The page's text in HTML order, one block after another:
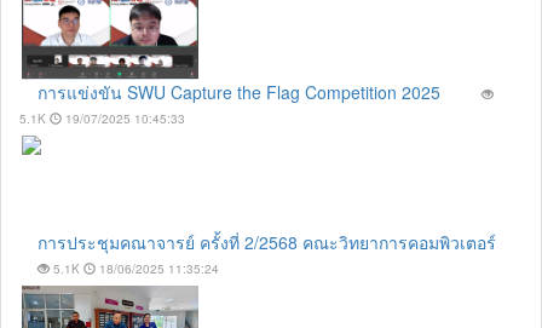
การแข่งขัน SWU Capture the Flag Competition 2025
5.1K 19/07/2025 10:45:33
การประชุมคณาจารย์ ครั้งที่ 2/2568 คณะวิทยาการคอมพิวเตอร์
5.1K 18/06/2025 11:35:24